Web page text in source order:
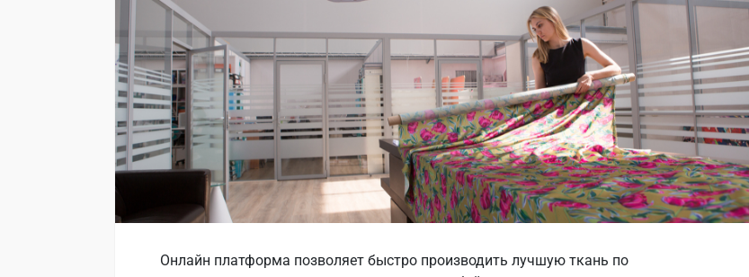
Онлайн платформа позволяет быстро производить лучшую ткань по